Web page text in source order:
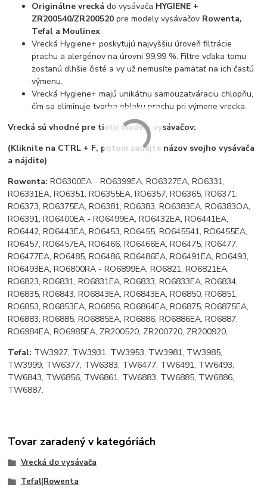
Originálne vrecká do vysávača HYGIENE +
ZR200540/ZR200520 pre modely vysávačov Rowenta,
Tefal a Moulinex.
Vrecká Hygiene+ poskytujú najvyššiu úroveň filtrácie
prachu a alergénov na úrovni 99,99 %. Filtre vďaka tomu
zostanú dlhšie čisté a vy už nemusíte pamätať na ich častú
výmenu.
Vrecká Hygiene+ majú unikátnu samouzatváraciu chlopňu,
čím sa eliminuje tvorba oblaku prachu pri výmene vrecka.
Vrecká sú vhodné pre tieto modely vysávačov:
(Kliknite na CTRL + F, potom zadajte názov svojho vysávača
a nájdite)
Rowenta: RO6300EA - RO6399EA, RO6327EA, RO6331,
RO6331EA, RO6351, RO6355EA, RO6357, RO6365, RO6371,
RO6373, RO6375EA, RO6381, RO6383, RO6383EA, RO6383OA,
RO6391, RO6400EA - RO6499EA, RO6432EA, RO6441EA,
RO6442, RO6443EA, RO6453, RO6455, RO645541, RO6455EA,
RO6457, RO6457EA, RO6466, RO6466EA, RO6475, RO6477,
RO6477EA, RO6485, RO6486, RO6486EA, RO6491EA, RO6493,
RO6493EA, RO6800RA - RO6899EA, RO6821, RO6821EA,
RO6823, RO6831, RO6831EA, RO6833, RO6833EA, RO6834,
RO6835, RO6843, RO6843EA, RO6843EA, RO6850, RO6851,
RO6853, RO6853EA, RO6856, RO6864EA, RO6875, RO6875EA,
RO6883, RO6885, RO6885EA, RO6886, RO6886EA, RO6887,
RO6984EA, RO6985EA, ZR200520, ZR200720, ZR200920,
Tefal: TW3927, TW3931, TW3953, TW3981, TW3985,
TW3999, TW6377, TW6383, TW6477, TW6491, TW6493,
TW6843, TW6856, TW6861, TW6883, TW6885, TW6886,
TW6887.
Tovar zaradený v kategóriách
Vrecká do vysávača
Tefal|Rowenta